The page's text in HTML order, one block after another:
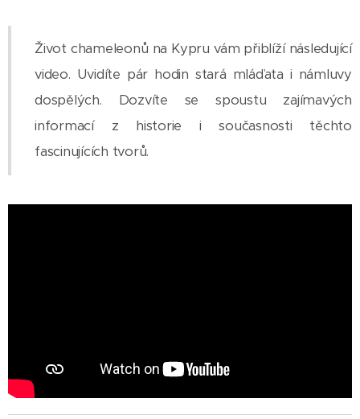
Život chameleonů na Kypru vám přiblíží následující
video. Uvidíte pár hodin stará mláďata i námluvy
dospělých. Dozvíte se spoustu zajímavých
informací z historie i současnosti těchto
fascinujících tvorů.